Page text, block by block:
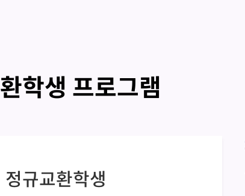
학생 프로그램
정규교환학생